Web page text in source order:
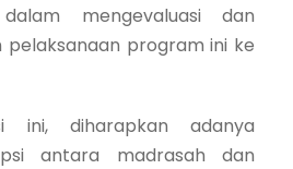
mengevaluasi dan
pelaksanaan program ini ke
ini, diharapkan adanya
antara madrasah dan